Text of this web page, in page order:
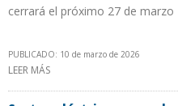
cerrará el próximo 27 de marzo
PUBLICADO: 10 de marzo de 2026
LEER MÁS